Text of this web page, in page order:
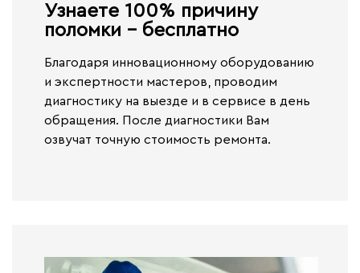
Узнаете 100% причину
поломки - бесплатно​
Благодаря инновационному оборудованию
и экспертности мастеров, проводим
диагностику на выезде и в сервисе в день
обращения. После диагностики Вам
озвучат точную стоимость ремонта.